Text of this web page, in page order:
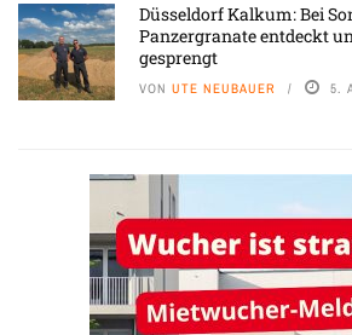
Düsseldorf Kalkum: Bei
Panzergranate entdeckt
gesprengt
VON UTE NEUBAUER 5.